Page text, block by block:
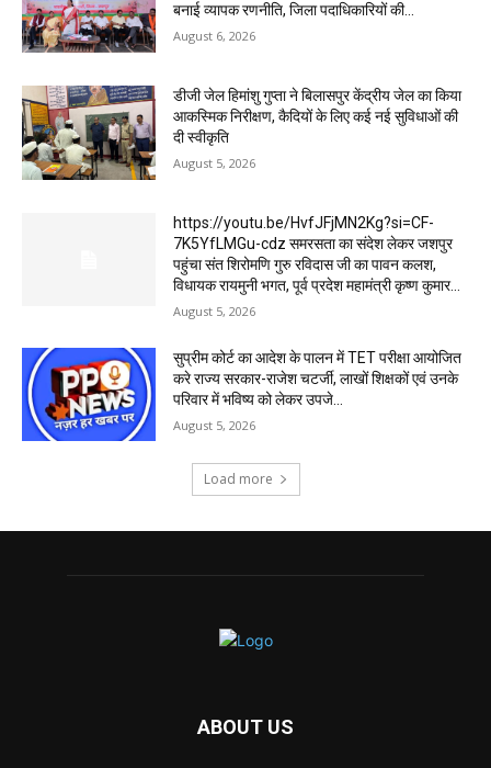
बनाई व्यापक रणनीति, जिला पदाधिकारियों की...
August 6, 2026
डीजी जेल हिमांशु गुप्ता ने बिलासपुर केंद्रीय जेल का किया
आकस्मिक निरीक्षण, कैदियों के लिए कई नई सुविधाओं की
दी स्वीकृति
August 5, 2026
https://youtu.be/HvfJFjMN2Kg?si=CF-
7K5YfLMGu-cdz समरसता का संदेश लेकर जशपुर
पहुंचा संत शिरोमणि गुरु रविदास जी का पावन कलश,
विधायक रायमुनी भगत, पूर्व प्रदेश महामंत्री कृष्ण कुमार...
August 5, 2026
सुप्रीम कोर्ट का आदेश के पालन में TET परीक्षा आयोजित
करे राज्य सरकार-राजेश चटर्जी, लाखों शिक्षकों एवं उनके
परिवार में भविष्य को लेकर उपजे...
August 5, 2026
Load more
ABOUT US